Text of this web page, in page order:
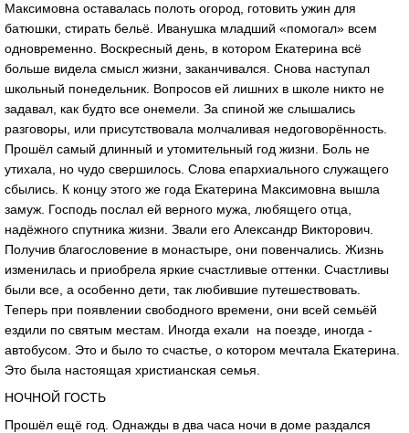
Максимовна оставалась полоть огород, готовить ужин для
батюшки, стирать бельё. Иванушка младший «помогал» всем
одновременно. Воскресный день, в котором Екатерина всё
больше видела смысл жизни, заканчивался. Снова наступал
школьный понедельник. Вопросов ей лишних в школе никто не
задавал, как будто все онемели. За спиной же слышались
разговоры, или присутствовала молчаливая недоговорённость.
Прошёл самый длинный и утомительный год жизни. Боль не
утихала, но чудо свершилось. Слова епархиального служащего
сбылись. К концу этого же года Екатерина Максимовна вышла
замуж. Господь послал ей верного мужа, любящего отца,
надёжного спутника жизни. Звали его Александр Викторович.
Получив благословение в монастыре, они повенчались. Жизнь
изменилась и приобрела яркие счастливые оттенки. Счастливы
были все, а особенно дети, так любившие путешествовать.
Теперь при появлении свободного времени, они всей семьёй
ездили по святым местам. Иногда ехали на поезде, иногда -
автобусом. Это и было то счастье, о котором мечтала Екатерина.
Это была настоящая христианская семья.
НОЧНОЙ ГОСТЬ
Прошёл ещё год. Однажды в два часа ночи в доме раздался